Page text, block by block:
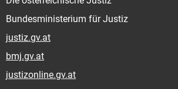
Bundesministerium für Justiz
justiz.gv.at
bmj.gv.at
justizonline.gv.at